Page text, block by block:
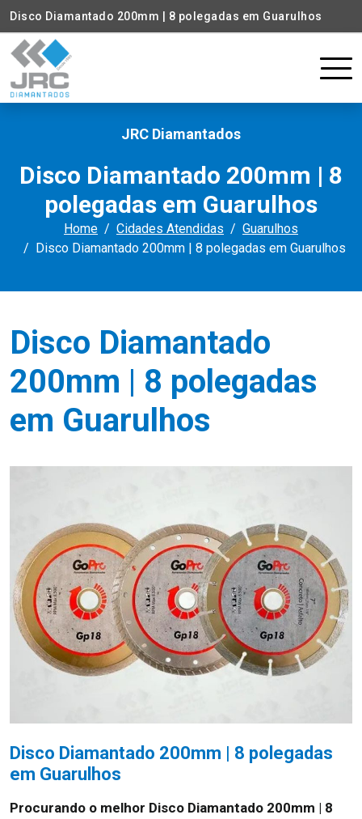
Disco Diamantado 200mm | 8 polegadas em Guarulhos
JRC Diamantados
Disco Diamantado 200mm | 8
polegadas em Guarulhos
Home Cidades Atendidas
Guarulhos
Disco Diamantado 200mm | 8 polegadas em Guarulhos
Disco Diamantado
200mm | 8 polegadas
em Guarulhos
Disco Diamantado 200mm | 8 polegadas
em Guarulhos
Procurando o melhor Disco Diamantado 200mm | 8